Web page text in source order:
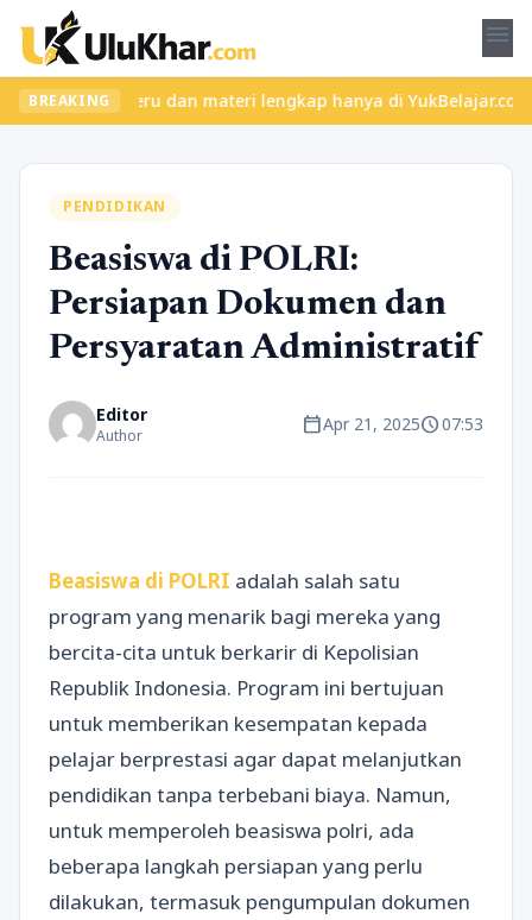
menu
BREAKING
kelas seru dan materi lengkap hanya di YukBelajar.com.
PENDIDIKAN
Beasiswa di POLRI:
Persiapan Dokumen dan
Persyaratan Administratif
Editor
Author calendar_todayApr 21, 2025schedule07:53
Beasiswa di POLRI adalah salah satu
program yang menarik bagi mereka yang
bercita-cita untuk berkarir di Kepolisian
Republik Indonesia. Program ini bertujuan
untuk memberikan kesempatan kepada
pelajar berprestasi agar dapat melanjutkan
pendidikan tanpa terbebani biaya. Namun,
untuk memperoleh beasiswa polri, ada
beberapa langkah persiapan yang perlu
dilakukan, termasuk pengumpulan dokumen